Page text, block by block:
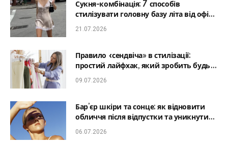
Сукня-комбінація: 7 способів
стилізувати головну базу літа від офісу
до романтичної вечері
21.07.2026
Правило «сендвіча» в стилізації:
простий лайфхак, який зробить будь-
який образ гармонійним
09.07.2026
Бар’єр шкіри та сонце: як відновити
обличчя після відпустки та уникнути
фотостаріння
06.07.2026